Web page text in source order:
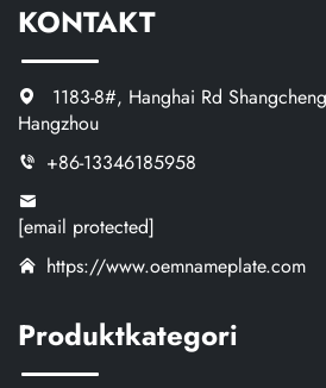
KONTAKT
1183-8#, Hanghai Rd
Hangzhou
+86-13346185958
[email protected]
https://www.oemnameplate.com
Produktkategori